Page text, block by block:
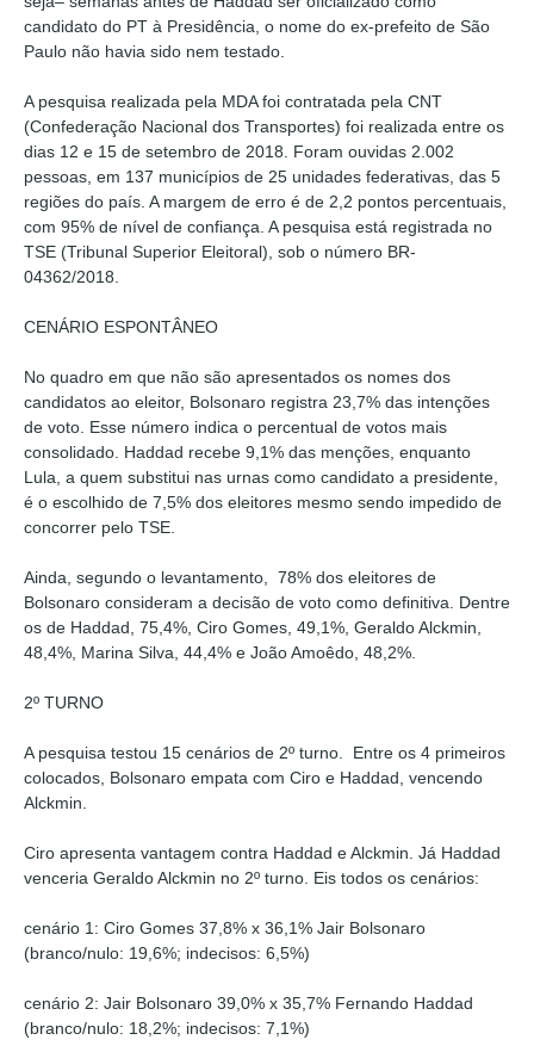
candidato do PT à Presidência, o nome do ex-prefeito de São
Paulo não havia sido nem testado.
A pesquisa realizada pela MDA foi contratada pela CNT
(Confederação Nacional dos Transportes) foi realizada entre os
dias 12 e 15 de setembro de 2018. Foram ouvidas 2.002
pessoas, em 137 municípios de 25 unidades federativas, das 5
regiões do país. A margem de erro é de 2,2 pontos percentuais,
com 95% de nível de confiança. A pesquisa está registrada no
TSE (Tribunal Superior Eleitoral), sob o número BR-
04362/2018.
CENÁRIO ESPONTÂNEO
No quadro em que não são apresentados os nomes dos
candidatos ao eleitor, Bolsonaro registra 23,7% das intenções
de voto. Esse número indica o percentual de votos mais
consolidado. Haddad recebe 9,1% das menções, enquanto
Lula, a quem substitui nas urnas como candidato a presidente,
é o escolhido de 7,5% dos eleitores mesmo sendo impedido de
concorrer pelo TSE.
Ainda, segundo o levantamento, 78% dos eleitores de
Bolsonaro consideram a decisão de voto como definitiva. Dentre
os de Haddad, 75,4%, Ciro Gomes, 49,1%, Geraldo Alckmin,
48,4%, Marina Silva, 44,4% e João Amoêdo, 48,2%.
2º TURNO
A pesquisa testou 15 cenários de 2º turno. Entre os 4 primeiros
colocados, Bolsonaro empata com Ciro e Haddad, vencendo
Alckmin.
Ciro apresenta vantagem contra Haddad e Alckmin. Já Haddad
venceria Geraldo Alckmin no 2º turno. Eis todos os cenários:
cenário 1: Ciro Gomes 37,8% x 36,1% Jair Bolsonaro
(branco/nulo: 19,6%; indecisos: 6,5%)
cenário 2: Jair Bolsonaro 39,0% x 35,7% Fernando Haddad
(branco/nulo: 18,2%; indecisos: 7,1%)